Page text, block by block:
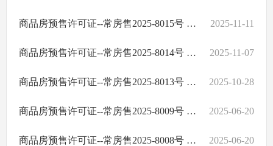
商品房预售许可证--常房售2025-8015号 经投·贾家湖 2025-11-11
商品房预售许可证--常房售2025-8014号 经投·贾家湖 2025-11-07
商品房预售许可证--常房售2025-8013号 穿紫河壹号二期 2025-10-28
商品房预售许可证--常房售2025-8009号 经投·东湖云庭 2025-06-20
商品房预售许可证--常房售2025-8008号 经投·东湖云庭 2025-06-20